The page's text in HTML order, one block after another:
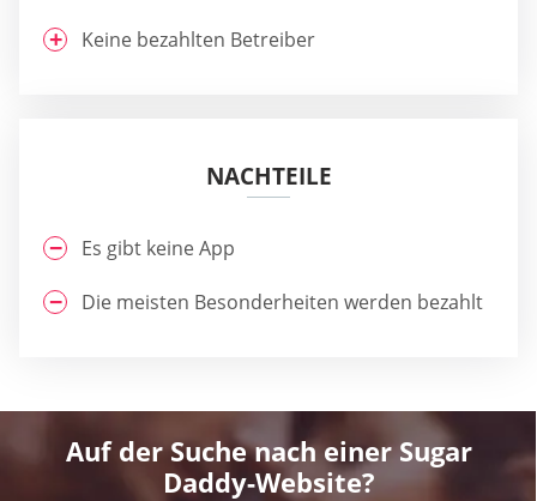
Keine bezahlten Betreiber
NACHTEILE
Es gibt keine App
Die meisten Besonderheiten werden bezahlt
Auf der Suche nach einer Sugar
Daddy-Website?